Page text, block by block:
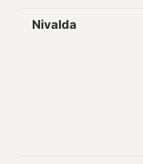
Nivalda